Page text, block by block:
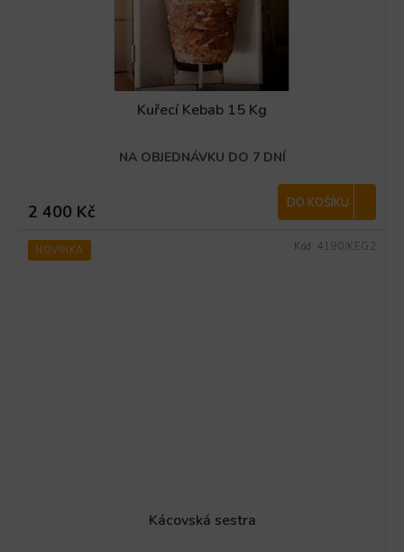
Kuřecí Kebab 15 Kg
NA OBJEDNÁVKU DO 7 DNÍ
2 400 Kč DO KOŠÍKU
NOVINKA
Kácovská sestra
Kód: 4190/KEG2